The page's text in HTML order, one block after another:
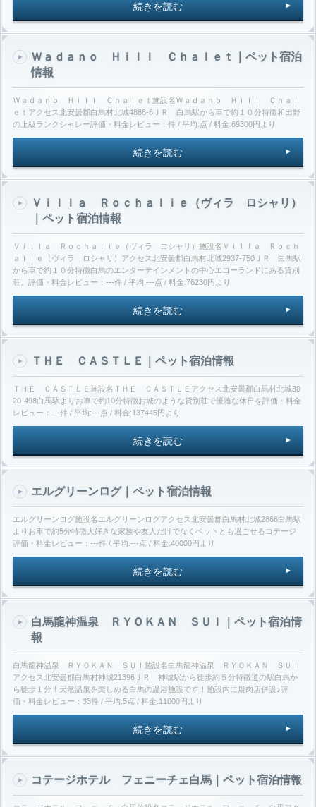
続きを読む
Ｗａｄａｎｏ Ｈｉｌｌ Ｃｈａｌｅｔ｜ペット宿泊
情報
Ｗａｄａｎｏ Ｈｉｌｌ Ｃｈａｌｅｔ施設名Ｗａｄａｎｏ Ｈｉｌｌ Ｃｈａｌ
ｅｔアクセス北安曇郡白馬村北城4888-6ＪＲ 白馬駅から車で約１０分特徴和田野
の上級ランクシャレー評価・料金レビュー：件 / 平均:点 / 料金:69300円より
続きを読む
Ｖｉｌｌａ Ｒｏｃｈａｌｉｅ（ヴィラ ロシャリ）
｜ペット宿泊情報
Ｖｉｌｌａ Ｒｏｃｈａｌｉｅ（ヴィラ ロシャリ）施設名Ｖｉｌｌａ Ｒｏｃｈ
ａｌｉｅ（ヴィラ ロシャリ）アクセス北安曇郡白馬村北城2937-750ＪＲ 白馬駅
から車で約１０分特徴白馬のエンターテインメントの中心エコーランドにある貸別
荘。評価・料金レビュー：---件 / 平均:---点 / 料金:76230円より
続きを読む
ＴＨＥ ＣＡＳＴＬＥ｜ペット宿泊情報
ＴＨＥ ＣＡＳＴＬＥ施設名ＴＨＥ ＣＡＳＴＬＥアクセス北安曇郡白馬村北城30
20-498白馬駅よりお車で約10分特徴お城のような貸別荘で優雅な休日を評価・料金
レビュー：---件 / 平均:---点 / 料金:137445円より
続きを読む
エルグリーンログ｜ペット宿泊情報
エルグリーンログ施設名エルグリーンログアクセス北安曇郡白馬村北城2866白馬駅
よりお車で約5分特徴大好きな家族や友人だけでなくベットとも過ごせるコテージ
評価・料金レビュー：---件 / 平均:---点 / 料金:40000円より
続きを読む
白馬龍神温泉 ＲＹＯＫＡＮ ＳＵＩ｜ペット宿泊情
報
白馬龍神温泉 ＲＹＯＫＡＮ ＳＵＩ施設名白馬龍神温泉 ＲＹＯＫＡＮ ＳＵＩ
アクセス北安曇郡白馬村神城21396ＪＲ 神城駅から徒歩約５分特徴道の駅白馬か
ら徒歩１分！天然温泉を楽しめる白馬の温浴施設です！施設内に焼肉店併設♪評
価・料金レビュー：33件 / 平均:5点 / 料金:11000円より
続きを読む
コテージホテル フェニーチェ白馬｜ペット宿泊情報